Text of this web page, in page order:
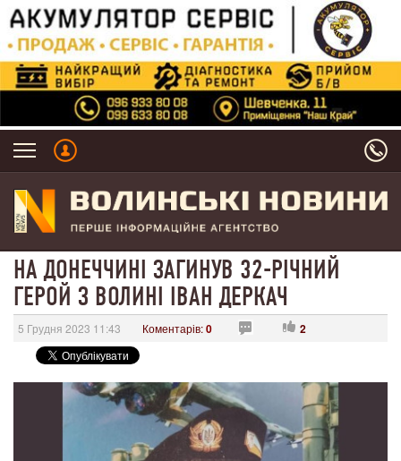
НА ДОНЕЧЧИНІ ЗАГИНУВ 32-РІЧНИЙ
ГЕРОЙ З ВОЛИНІ ІВАН ДЕРКАЧ
5 Грудня 2023 11:43 Коментарів:0 2